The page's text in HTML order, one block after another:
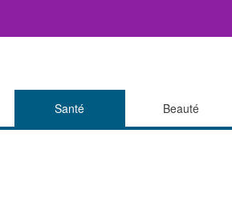
Santé Beauté